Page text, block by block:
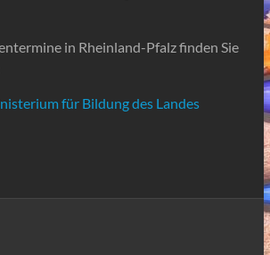
in Rheinland-Pfalz finden Sie
für Bildung des Landes